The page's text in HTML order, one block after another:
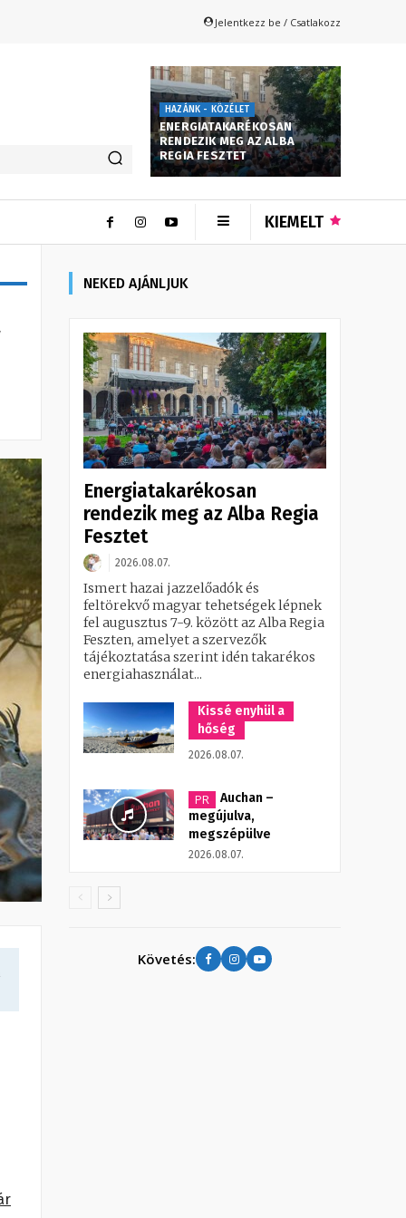
Jelentkezz be / Csatlakozz
HAZÁNK - KÖZÉLET
ENERGIATAKARÉKOSAN
RENDEZIK MEG AZ ALBA
REGIA FESZTET
KIEMELT
NEKED AJÁNLJUK
Energiatakarékosan
rendezik meg az Alba Regia
Fesztet
2026.08.07.
Ismert hazai jazzelőadók és
feltörekvő magyar tehetségek lépnek
fel augusztus 7-9. között az Alba Regia
Feszten, amelyet a szervezők
tájékoztatása szerint idén takarékos
energiahasználat...
Kissé enyhül a
hőség
2026.08.07.
PR
Auchan –
megújulva,
megszépülve
2026.08.07.
Követés: